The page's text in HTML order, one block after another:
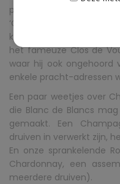
prachtig boek erover
‘Champagne’, van
kennen bij de
het fameuze Clos de
waar hij ook ongehoord
enkele pracht-adressen
Een paar weetjes over
die Blanc de Blancs
gemaakt. Een
druiven in verwerkt zijn,
En onze sprankelende
Chardonnay, een
meerdere druiven).